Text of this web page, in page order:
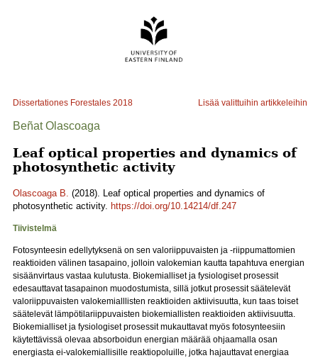
Dissertationes Forestales 2018 Lisää valittuihin artikkeleihin
Beñat Olascoaga
Leaf optical properties and dynamics of
photosynthetic activity
Olascoaga B. (2018). Leaf optical properties and dynamics of
photosynthetic activity. https://doi.org/10.14214/df.247
Tiivistelmä
Fotosynteesin edellytyksenä on sen valoriippuvaisten ja -riippumattomien
reaktioiden välinen tasapaino, jolloin valokemian kautta tapahtuva energian
sisäänvirtaus vastaa kulutusta. Biokemialliset ja fysiologiset prosessit
edesauttavat tasapainon muodostumista, sillä jotkut prosessit säätelevät
valoriippuvaisten valokemialllisten reaktioiden aktiivisuutta, kun taas toiset
säätelevät lämpötilariippuvaisten biokemiallisten reaktioiden aktiivisuutta.
Biokemialliset ja fysiologiset prosessit mukauttavat myös fotosynteesiin
käytettävissä olevaa absorboidun energian määrää ohjaamalla osan
energiasta ei-valokemiallisille reaktiopoluille, jotka hajauttavat energiaa